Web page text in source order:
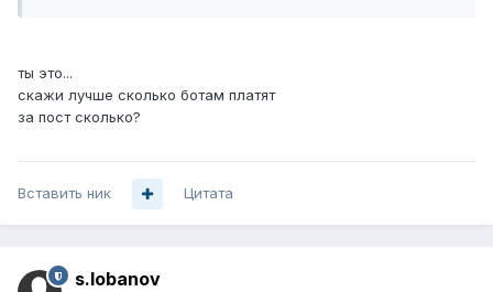
ты это...
скажи лучше сколько ботам платят
за пост сколько?
Вставить ник Цитата
s.lobanov